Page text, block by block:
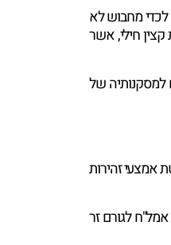
מחבוש לא
קצין חילי, אשר
למסקנותיה של
אמצעי זהירות
לגורם זר